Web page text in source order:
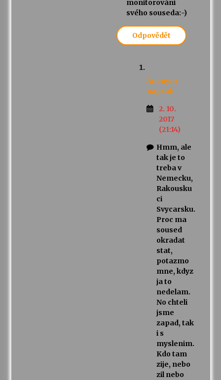
monitorování
svého souseda:-)
Odpovědět
Anonym
napsal:
2. 10.
2017
(21:14)
Hmm, ale
tak je to
treba v
Nemecku,
Rakousku
ci
Svycarsku.
Proc ma
soused
okradat
stat,
potazmo
mne, kdyz
ja to
nedelam.
No chteli
jsme
zapad, tak
i s
myslenim.
Kdo tam
zije, nebo
zil nebo